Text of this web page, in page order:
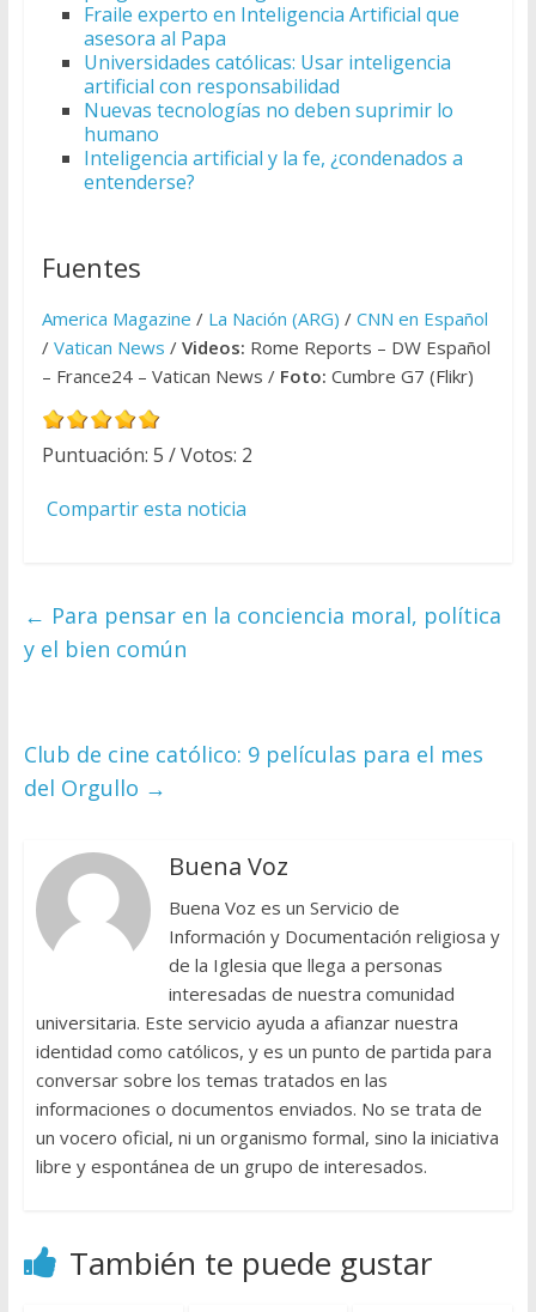
Fraile experto en Inteligencia Artificial que
asesora al Papa
Universidades católicas: Usar inteligencia
artificial con responsabilidad
Nuevas tecnologías no deben suprimir lo
humano
Inteligencia artificial y la fe, ¿condenados a
entenderse?
Fuentes
America Magazine / La Nación (ARG) / CNN en Español
/ Vatican News / Videos: Rome Reports – DW Español
– France24 – Vatican News / Foto: Cumbre G7 (Flikr)
Puntuación: 5 / Votos: 2
Compartir esta noticia
← Para pensar en la conciencia moral, política
y el bien común
Club de cine católico: 9 películas para el mes
del Orgullo →
Buena Voz
Buena Voz es un Servicio de
Información y Documentación religiosa y
de la Iglesia que llega a personas
interesadas de nuestra comunidad
universitaria. Este servicio ayuda a afianzar nuestra
identidad como católicos, y es un punto de partida para
conversar sobre los temas tratados en las
informaciones o documentos enviados. No se trata de
un vocero oficial, ni un organismo formal, sino la iniciativa
libre y espontánea de un grupo de interesados.
También te puede gustar